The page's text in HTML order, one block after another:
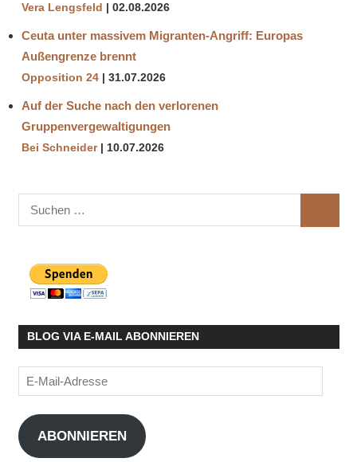
Vera Lengsfeld 02.08.2026
Ceuta unter massivem Migranten-Angriff: Europas
Außengrenze brennt
Opposition 24 31.07.2026
Auf der Suche nach den verlorenen
Gruppenvergewaltigungen
Bei Schneider 10.07.2026
Suchen
nach:
BLOG VIA E-MAIL ABONNIEREN
E-
Mail-
Adresse
ABONNIEREN